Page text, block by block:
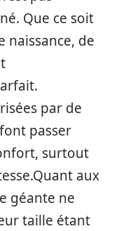
Que ce soit
naissance, de
par de
passer
surtout
aux
géante ne
taille étant